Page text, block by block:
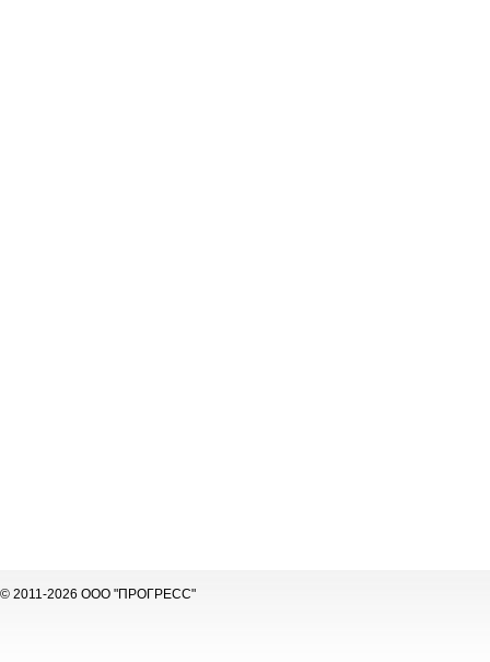
© 2011-2026 ООО "ПРОГРЕСС"